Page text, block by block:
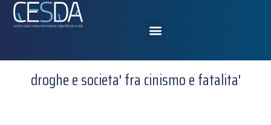
droghe e societa' fra cinismo e fatalita'